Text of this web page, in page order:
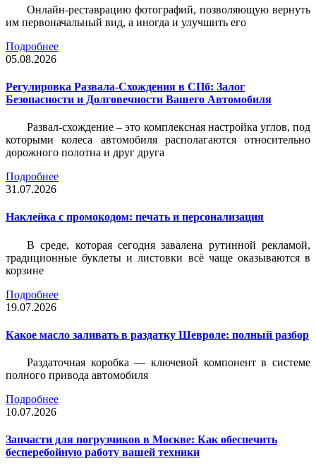
Онлайн-реставрацию фотографий, позволяющую вернуть
им первоначальный вид, а иногда и улучшить его
Подробнее
05.08.2026
Регулировка Развала-Схождения в СПб: Залог
Безопасности и Долговечности Вашего Автомобиля
Развал-схождение – это комплексная настройка углов, под
которыми колеса автомобиля располагаются относительно
дорожного полотна и друг друга
Подробнее
31.07.2026
Наклейка c промокодом: печать и персонализация
В среде, которая сегодня завалена рутинной рекламой,
традиционные буклеты и листовки всё чаще оказываются в
корзине
Подробнее
19.07.2026
Какое масло заливать в раздатку Шевроле: полный разбор
Раздаточная коробка — ключевой компонент в системе
полного привода автомобиля
Подробнее
10.07.2026
Запчасти для погрузчиков в Москве: Как обеспечить
бесперебойную работу вашей техники